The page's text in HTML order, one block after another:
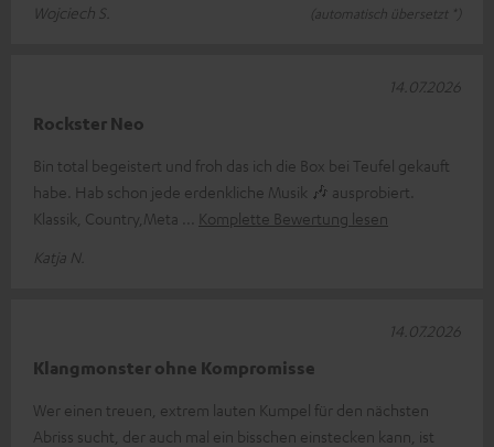
Wojciech S.
(automatisch übersetzt *)
Rockster Neo
Bin total begeistert und froh das ich die Box bei Teufel gekauft
habe. Hab schon jede erdenkliche Musik 🎶 ausprobiert.
Klassik, Country,Meta
Komplette Bewertung lesen
Katja N.
14.07.2026
Klangmonster ohne Kompromisse
Wer einen treuen, extrem lauten Kumpel für den nächsten
Abriss sucht, der auch mal ein bisschen einstecken kann, ist
14.07.2026